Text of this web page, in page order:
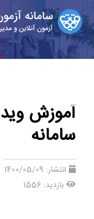
آموزش
سامانه
انتشار: 1400/05/09
بازدید: 1556